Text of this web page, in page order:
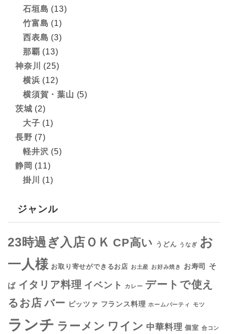
石垣島 (13)
竹富島 (1)
西表島 (3)
那覇 (13)
神奈川
(25)
横浜 (12)
横須賀・葉山 (5)
茨城 (2)
大子 (1)
長野 (7)
軽井沢 (5)
静岡 (11)
掛川
(1)
ジャンル
23時過ぎ入店ＯＫ CP高い うどん うなぎ お
一人様 お取り寄せができるお店 お土産 お好み焼き お寿司 そ
ば イタリア料理 イベント カレー デートで使え
るお店 バー ピッツァ フランス料理 ホームパーティ モツ
ランチ ラーメン ワイン 中華料理 個室 合コン